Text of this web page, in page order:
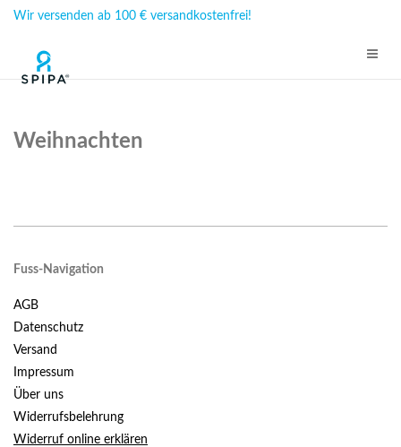
Wir versenden ab 100 € versandkostenfrei!
Weihnachten
Fuss-Navigation
AGB
Datenschutz
Versand
Impressum
Über uns
Widerrufsbelehrung
Widerruf online erklären